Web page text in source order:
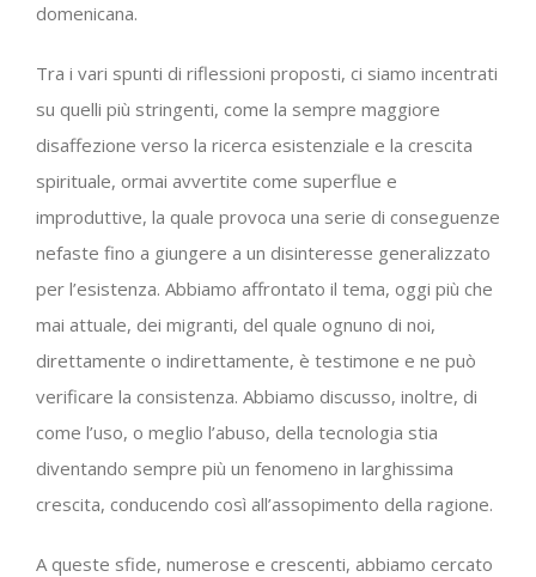
domenicana.
Tra i vari spunti di riflessioni proposti, ci siamo incentrati
su quelli più stringenti, come la sempre maggiore
disaffezione verso la ricerca esistenziale e la crescita
spirituale, ormai avvertite come superflue e
improduttive, la quale provoca una serie di conseguenze
nefaste fino a giungere a un disinteresse generalizzato
per l’esistenza. Abbiamo affrontato il tema, oggi più che
mai attuale, dei migranti, del quale ognuno di noi,
direttamente o indirettamente, è testimone e ne può
verificare la consistenza. Abbiamo discusso, inoltre, di
come l’uso, o meglio l’abuso, della tecnologia stia
diventando sempre più un fenomeno in larghissima
crescita, conducendo così all’assopimento della ragione.
A queste sfide, numerose e crescenti, abbiamo cercato